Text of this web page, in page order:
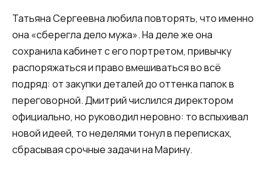
Татьяна Сергеевна любила повторять, что именно
она «сберегла дело мужа». На деле же она
сохранила кабинет с его портретом, привычку
распоряжаться и право вмешиваться во всё
подряд: от закупки деталей до оттенка папок в
переговорной. Дмитрий числился директором
официально, но руководил неровно: то вспыхивал
новой идеей, то неделями тонул в переписках,
сбрасывая срочные задачи на Марину.